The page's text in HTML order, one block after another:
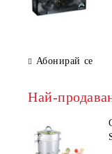
Абонирай се
Най-